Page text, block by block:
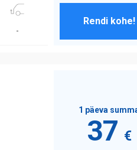
-
Rendi kohe!
1 päeva
37 €